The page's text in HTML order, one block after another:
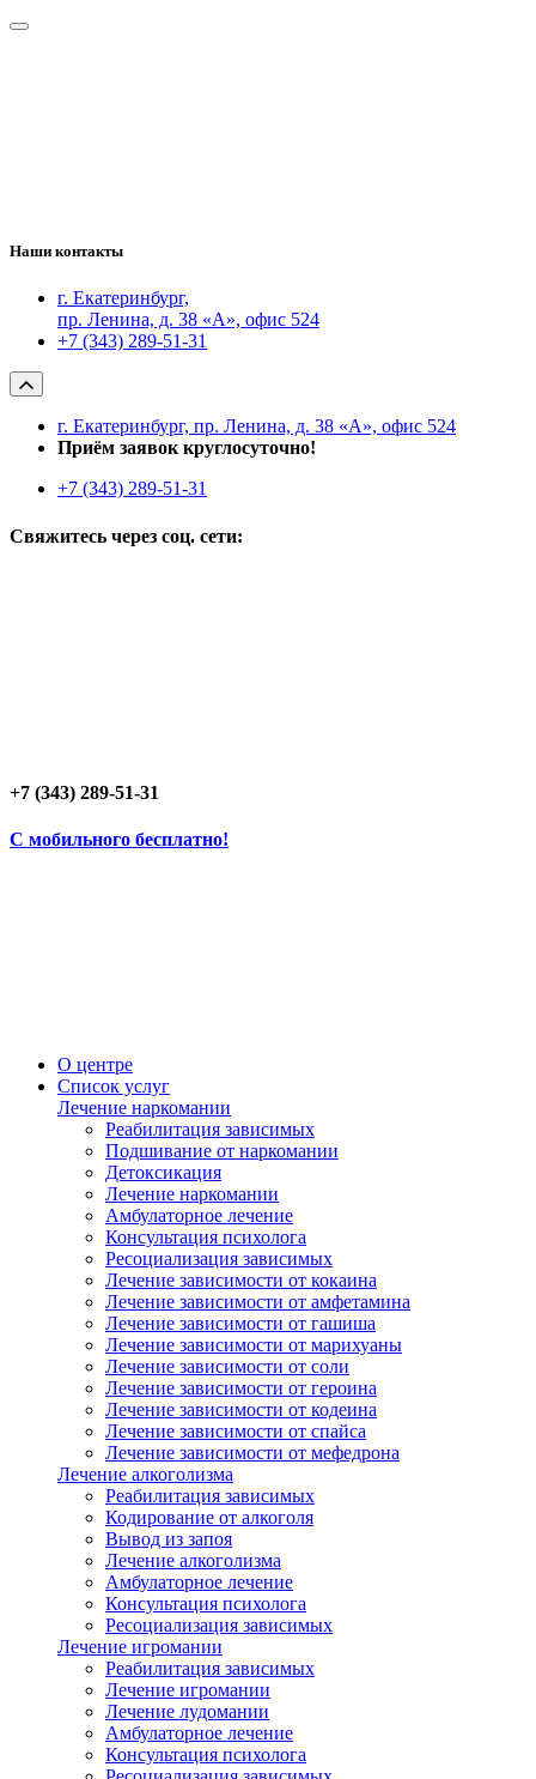
Наши контакты
г. Екатеринбург,
пр. Ленина, д. 38 «А», офис 524
+7 (343) 289-51-31
г. Екатеринбург, пр. Ленина, д. 38 «А», офис 524
Приём заявок круглосуточно!
+7 (343) 289-51-31
Свяжитесь через соц. сети:
+7 (343) 289-51-31
C мобильного бесплатно!
О центре
Список услуг
Лечение наркомании
Реабилитация зависимых
Подшивание от наркомании
Детоксикация
Лечение наркомании
Амбулаторное лечение
Консультация психолога
Ресоциализация зависимых
Лечение зависимости от кокаина
Лечение зависимости от амфетамина
Лечение зависимости от гашиша
Лечение зависимости от марихуаны
Лечение зависимости от соли
Лечение зависимости от героина
Лечение зависимости от кодеина
Лечение зависимости от спайса
Лечение зависимости от мефедрона
Лечение алкоголизма
Реабилитация зависимых
Кодирование от алкоголя
Вывод из запоя
Лечение алкоголизма
Амбулаторное лечение
Консультация психолога
Ресоциализация зависимых
Лечение игромании
Реабилитация зависимых
Лечение игромании
Лечение лудомании
Амбулаторное лечение
Консультация психолога